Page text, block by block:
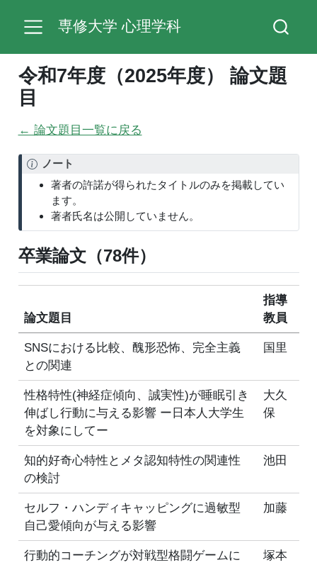
専修大学 心理学科
令和7年度（2025年度） 論文題
目
← 論文題目一覧に戻る
ノート
著者の許諾が得られたタイトルのみを掲載してい
ます。
著者氏名は公開していません。
卒業論文（78件）
論文題目
指導
教員
SNSにおける比較、醜形恐怖、完全主義
との関連
国里
性格特性(神経症傾向、誠実性)が睡眠引き
伸ばし行動に与える影響 ー日本人大学生
を対象にしてー
大久
保
知的好奇心特性とメタ認知特性の関連性
の検討
池田
セルフ・ハンディキャッピングに過敏型
自己愛傾向が与える影響
加藤
行動的コーチングが対戦型格闘ゲームに
塚本